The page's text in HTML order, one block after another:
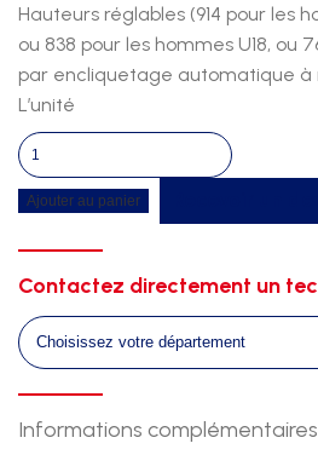
Hauteurs réglables (914 pour les
ou 838 pour les hommes U18, ou
par encliquetage automatique à
L’unité
quantité
de
Mini
reglable
Ajouter au panier
Contactez directement un
Informations complémentaires